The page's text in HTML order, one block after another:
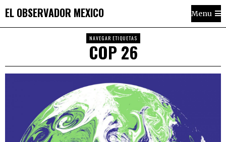
EL OBSERVADOR MEXICO Menu
NAVEGAR ETIQUETAS
COP 26